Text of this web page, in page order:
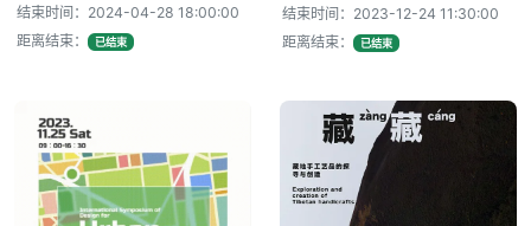
结束时间：2024-04-28 18:00:00
距离结束：
已结束
结束时间：2023-12-24 11:30:00
距离结束：
已结束